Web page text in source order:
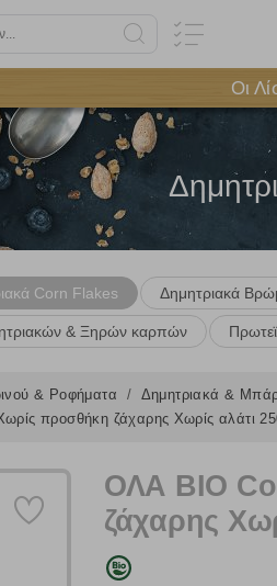
Οι
Corn Flakes Δημητριακά
& Ξηρών καρπών
& Ροφήματα Δημητριακά &
προσθήκη ζάχαρης Χωρίς αλάτι
ΟΛΑ BIO
ζάχαρης